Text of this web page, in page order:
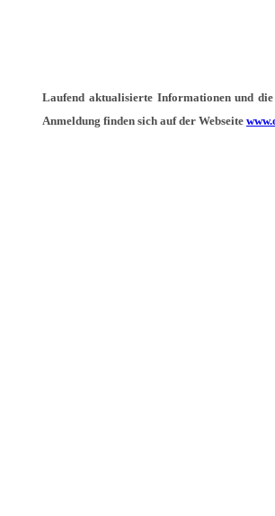
Laufend aktualisierte Informationen und
Anmeldung finden sich auf der Webseite